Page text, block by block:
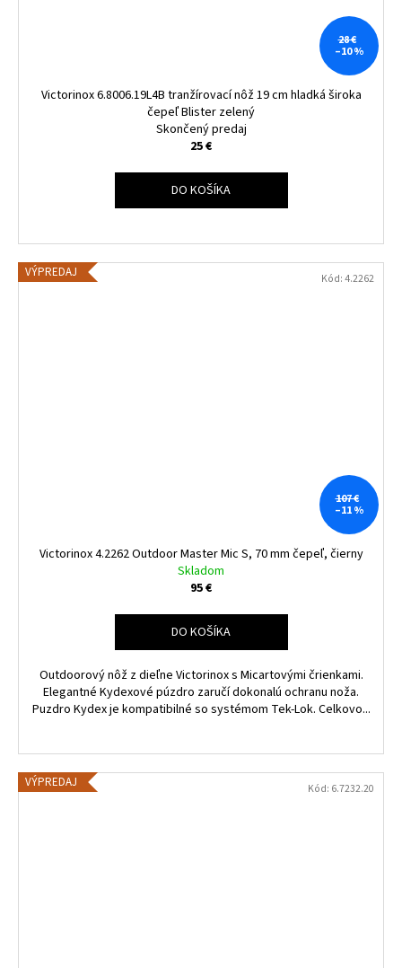
28 €
–10 %
Victorinox 6.8006.19L4B tranžírovací nôž 19 cm hladká široka
čepeľ Blister zelený
Skončený predaj
25 €
DO KOŠÍKA
VÝPREDAJ
107 €
–11 %
Victorinox 4.2262 Outdoor Master Mic S, 70 mm čepeľ, čierny
Skladom
95 €
DO KOŠÍKA
Outdoorový nôž z dieľne Victorinox s Micartovými črienkami.
Elegantné Kydexové púzdro zaručí dokonalú ochranu noža.
Puzdro Kydex je kompatibilné so systémom Tek-Lok. Celkovo...
Kód:4.2262
VÝPREDAJ Kód: 6.7232.20